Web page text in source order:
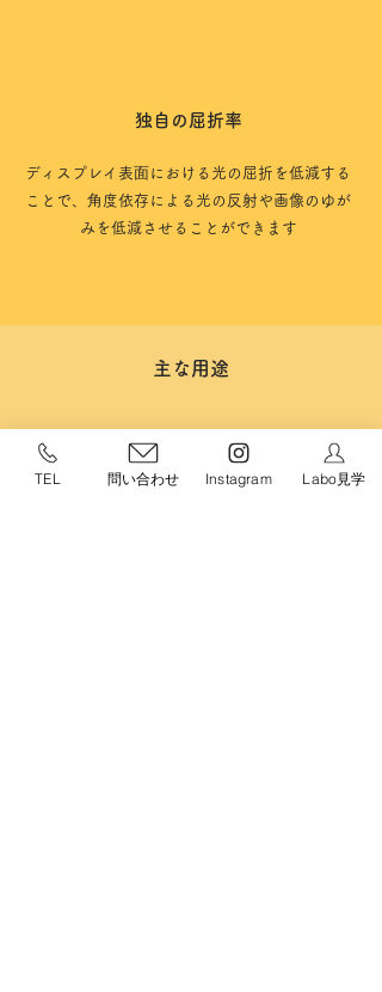
独自の屈折率
ディスプレイ表⾯における光の屈折を低減する
ことで、⾓度依存による光の反射や画像のゆが
みを低減させることができます
​主な用途
TEL 問い合わせ Instagram Labo見学